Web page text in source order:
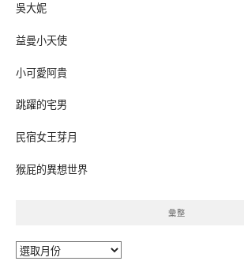
吳大妮
益曼小天使
小可愛阿貴
跳躍的宅男
民宿女王芽月
猴屁的異想世界
彙整
彙